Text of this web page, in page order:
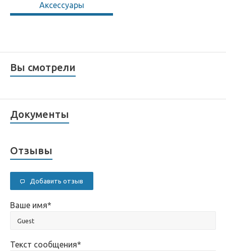
Аксессуары
Вы смотрели
Документы
Отзывы
Добавить отзыв
Ваше имя*
Текст сообщения*